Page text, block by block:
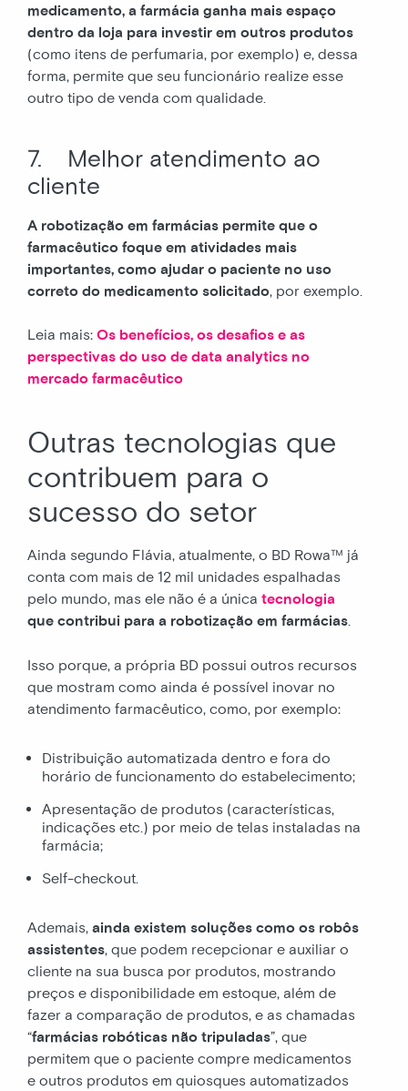
medicamento, a farmácia ganha mais espaço
dentro da loja para investir em outros produtos
(como itens de perfumaria, por exemplo) e, dessa
forma, permite que seu funcionário realize esse
outro tipo de venda com qualidade.
7. Melhor atendimento ao
cliente
A robotização em farmácias permite que o
farmacêutico foque em atividades mais
importantes, como ajudar o paciente no uso
correto do medicamento solicitado, por exemplo.
Leia mais: Os benefícios, os desafios e as
perspectivas do uso de data analytics no
mercado farmacêutico
Outras tecnologias que
contribuem para o
sucesso do setor
Ainda segundo Flávia, atualmente, o BD Rowa™ já
conta com mais de 12 mil unidades espalhadas
pelo mundo, mas ele não é a única tecnologia
que contribui para a robotização em farmácias.
Isso porque, a própria BD possui outros recursos
que mostram como ainda é possível inovar no
atendimento farmacêutico, como, por exemplo:
Distribuição automatizada dentro e fora do
horário de funcionamento do estabelecimento;
Apresentação de produtos (características,
indicações etc.) por meio de telas instaladas na
farmácia;
Self-checkout.
Ademais, ainda existem soluções como os robôs
assistentes, que podem recepcionar e auxiliar o
cliente na sua busca por produtos, mostrando
preços e disponibilidade em estoque, além de
fazer a comparação de produtos, e as chamadas
“farmácias robóticas não tripuladas”, que
permitem que o paciente compre medicamentos
e outros produtos em quiosques automatizados